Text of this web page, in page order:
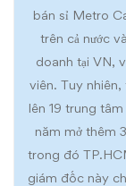
bán sỉ Metro
trên cả nước
doanh tại VN,
viên. Tuy
lên 19 trung
năm mở thêm
trong đó
giám đốc này